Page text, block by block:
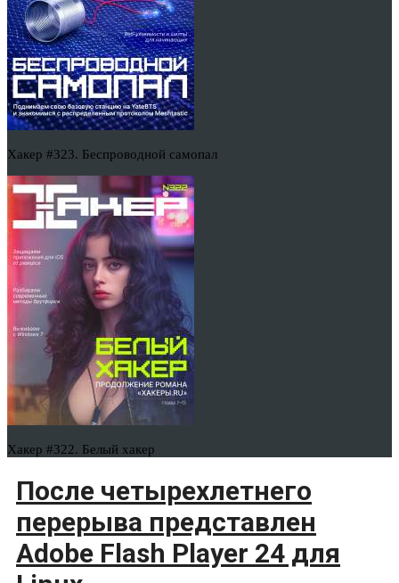
Хакер #323. Беспроводной самопал
Хакер #322. Белый хакер
После четырехлетнего
перерыва представлен
Adobe Flash Player 24 для